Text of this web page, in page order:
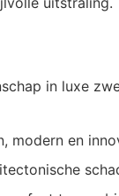
in luxe
modern en